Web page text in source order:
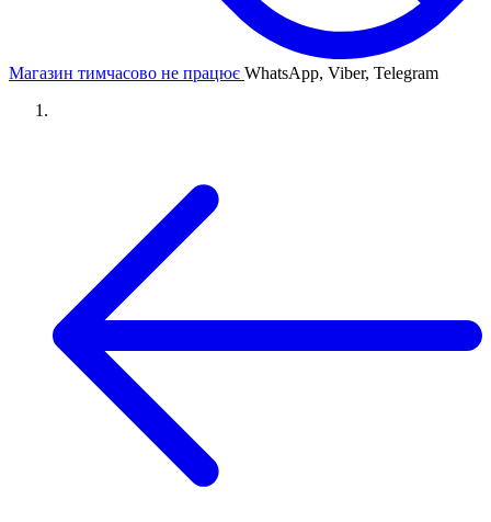
Магазин тимчасово не працює WhatsApp, Viber, Telegram